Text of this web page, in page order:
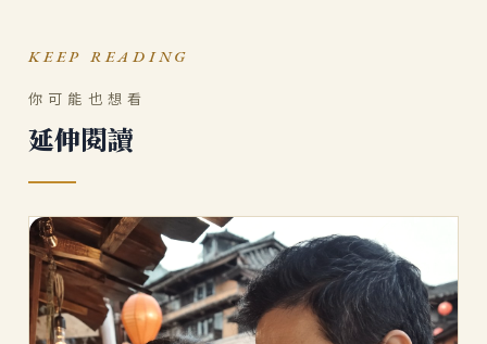
KEEP READING
你可能也想看
延伸閱讀